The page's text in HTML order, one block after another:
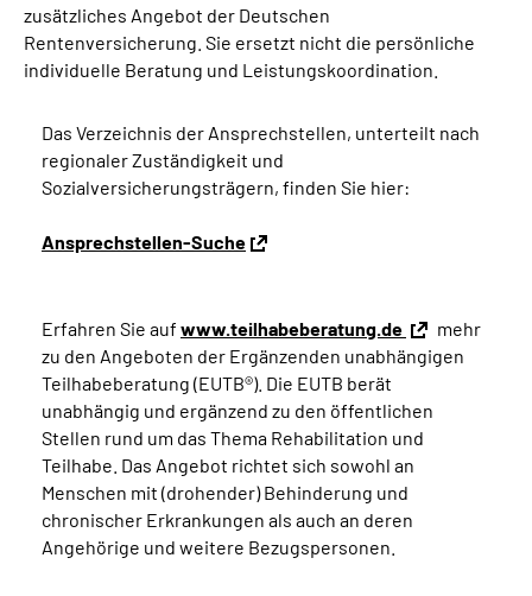
zusätzliches Angebot der Deutschen
Rentenversicherung. Sie ersetzt nicht die persönliche
individuelle Beratung und Leistungskoordination.
Das Verzeichnis der Ansprechstellen, unterteilt nach
regionaler Zuständigkeit und
Sozialversicherungsträgern, finden Sie hier:
Ansprechstellen-Suche
Erfahren Sie auf www.teilhabeberatung.de
mehr
zu den Angeboten der Ergänzenden unabhängigen
Teilhabeberatung (EUTB®). Die EUTB berät
unabhängig und ergänzend zu den öffentlichen
Stellen rund um das Thema Rehabilitation und
Teilhabe. Das Angebot richtet sich sowohl an
Menschen mit (drohender) Behinderung und
chronischer Erkrankungen als auch an deren
Angehörige und weitere Bezugspersonen.